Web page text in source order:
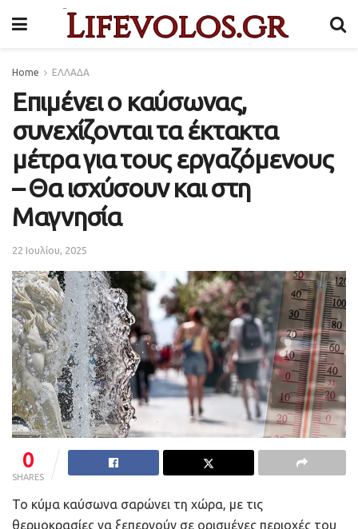
Home ΕΛΛΑΔΑ
Επιμένει ο καύσωνας,
συνεχίζονται τα έκτακτα
μέτρα για τους εργαζόμενους
– Θα ισχύσουν και στη
Μαγνησία
22 Ιουλίου, 2025
0
SHARES
Το κύμα καύσωνα σαρώνει τη χώρα, με τις
θερμοκρασίες να ξεπερνούν σε ορισμένες περιοχές του